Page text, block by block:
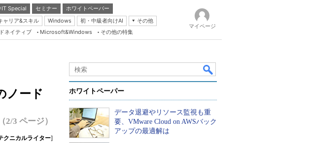
IT Special セミナー
ホワイトペーパー
ャリア&スキル Windows 初・中級者向けAI
その他
Server & Storage
Java Agile
Database Expert
ネイティブ Microsoft&Windows その他の特集
マイページ
ノード
（2/3 ページ）
クニカルライター]
ホワイトペーパー
データ退避やリソース監視も重
要、VMware Cloud on AWSバック
アップの最適解は